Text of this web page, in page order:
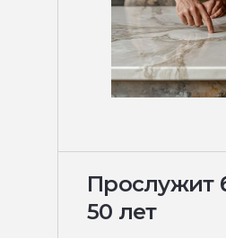
Прослужит
50 лет